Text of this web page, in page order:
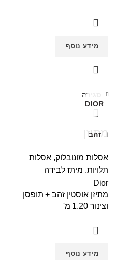
מידע נוסף
DIOR
זהב
סגירה
מתיזן
אסלות מונובלוק, אסלות
תלויות, מיתז לבידה
Dior
מתיזן אוסטין זהב + תופסן
וצינור 1.20 מ'
מידע נוסף